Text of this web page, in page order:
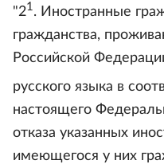
"21. Иностранные
гражданства,
Российской
русского языка в
настоящего
отказа указанных
имеющегося у них